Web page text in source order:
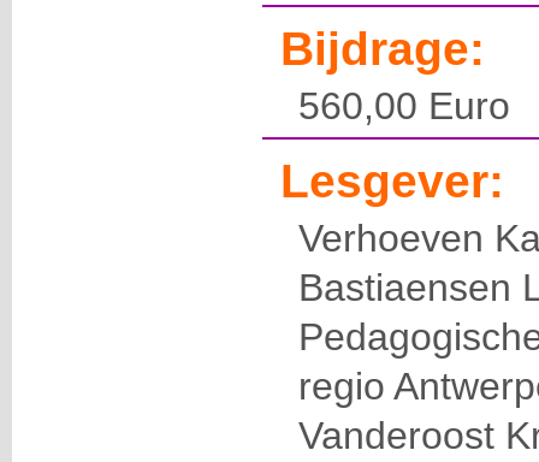
Bijdrage:
560,00 Euro
Lesgever:
Verhoeven
Bastiaensen
regio
Vanderoost